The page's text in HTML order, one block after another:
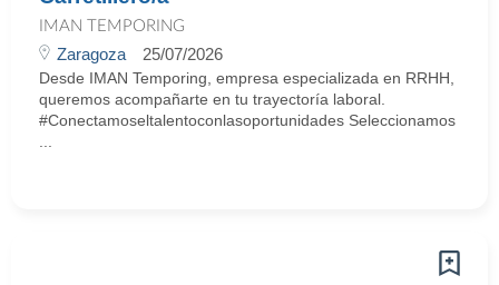
IMAN TEMPORING
Zaragoza 25/07/2026
Desde IMAN Temporing, empresa especializada en RRHH,
queremos acompañarte en tu trayectoría laboral.
#Conectamoseltalentoconlasoportunidades Seleccionamos